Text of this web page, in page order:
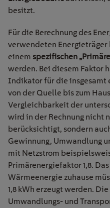
besitzt.
Für die Berechnung des
verwendeten Energieträger
einem spezifischen
werden. Bei diesem Faktor
Indikator für die insgesamt
von der Quelle bis zum
Vergleichbarkeit der
wird in der Rechnung nicht
berücksichtigt, sondern
Gewinnung, Umwandlung
mit Netzstrom
Primärenergiefaktor 1,8.
Wärmeenergie zuhause
1,8 kWh erzeugt werden.
Umwandlungs- und